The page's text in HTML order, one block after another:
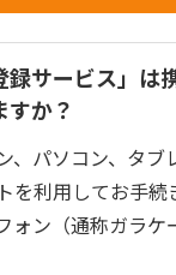
録サービス」は
か？
、パソコン、タブ
を利用してお手続
ォン（通称ガラケ